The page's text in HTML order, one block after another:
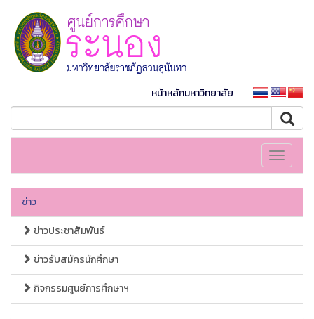
หน้าหลักมหาวิทยาลัย
Toggle
ข่าว
ข่าวประชาสัมพันธ์
ข่าวรับสมัครนักศึกษา
กิจกรรมศูนย์การศึกษาฯ